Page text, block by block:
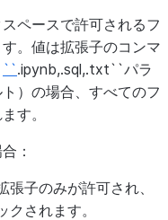
ペースで許可されるフ
。値は拡張子のコンマ
``.ipynb,.sql,.txt``パラ
）の場合、すべてのフ
す。
：
張子のみが許可され、
されます。